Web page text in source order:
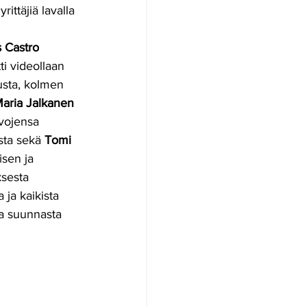
lavalla
Castro
videollaan
kolmen
Jalkanen
sekä Tomi
ja
ja kaikista
suunnasta